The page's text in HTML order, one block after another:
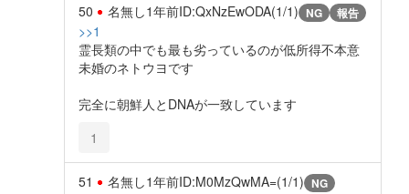
50 名無し1年前ID:QxNzEwODA(1/1) NG 報告
>>1
霊長類の中でも最も劣っているのが低所得不本意
未婚のネトウヨです
完全に朝鮮人とDNAが一致しています
1
51 名無し1年前ID:M0MzQwMA=(1/1) NG